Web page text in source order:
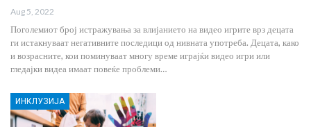
Aug 5, 2022
Поголемиот број истражувања за влијанието на видео игрите врз децата
ги истакнуваат негативните последици од нивната употреба. Децата, како
и возрасните, кои поминуваат многу време играјќи видео игри или
гледајки видеа имаат повеќе проблеми…
ИНКЛУЗИЈА